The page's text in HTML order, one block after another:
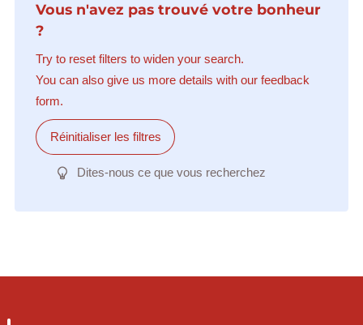
Vous n'avez pas trouvé votre bonheur
?
Try to reset filters to widen your search.
You can also give us more details with our feedback
form.
Réinitialiser les filtres
Dites-nous ce que vous recherchez